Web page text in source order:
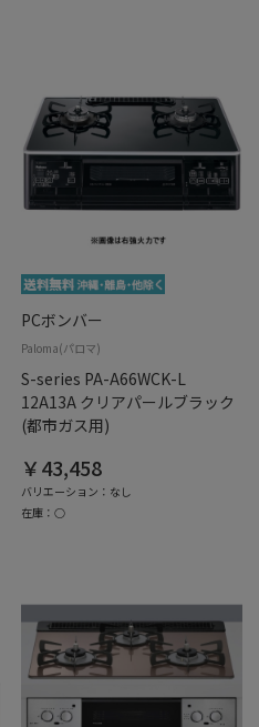
PCボンバー
Paloma(パロマ)
S-series PA-A66WCK-L
12A13A クリアパールブラック
(都市ガス用)
￥43,458
バリエーション：なし
在庫：○